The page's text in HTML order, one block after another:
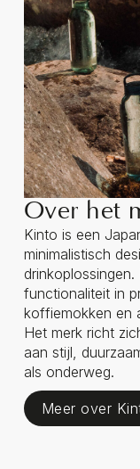
Over het
Kinto is een
minimalistisch
functionaliteit in
koffiemokken en
Het merk richt
aan stijl,
als onderweg.
Meer over